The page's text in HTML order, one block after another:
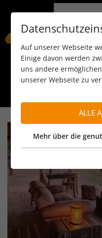
089 /
Auf unserer Webseite
Einige davon werden
uns andere
unserer Webseite zu
ALLE
Mehr über die